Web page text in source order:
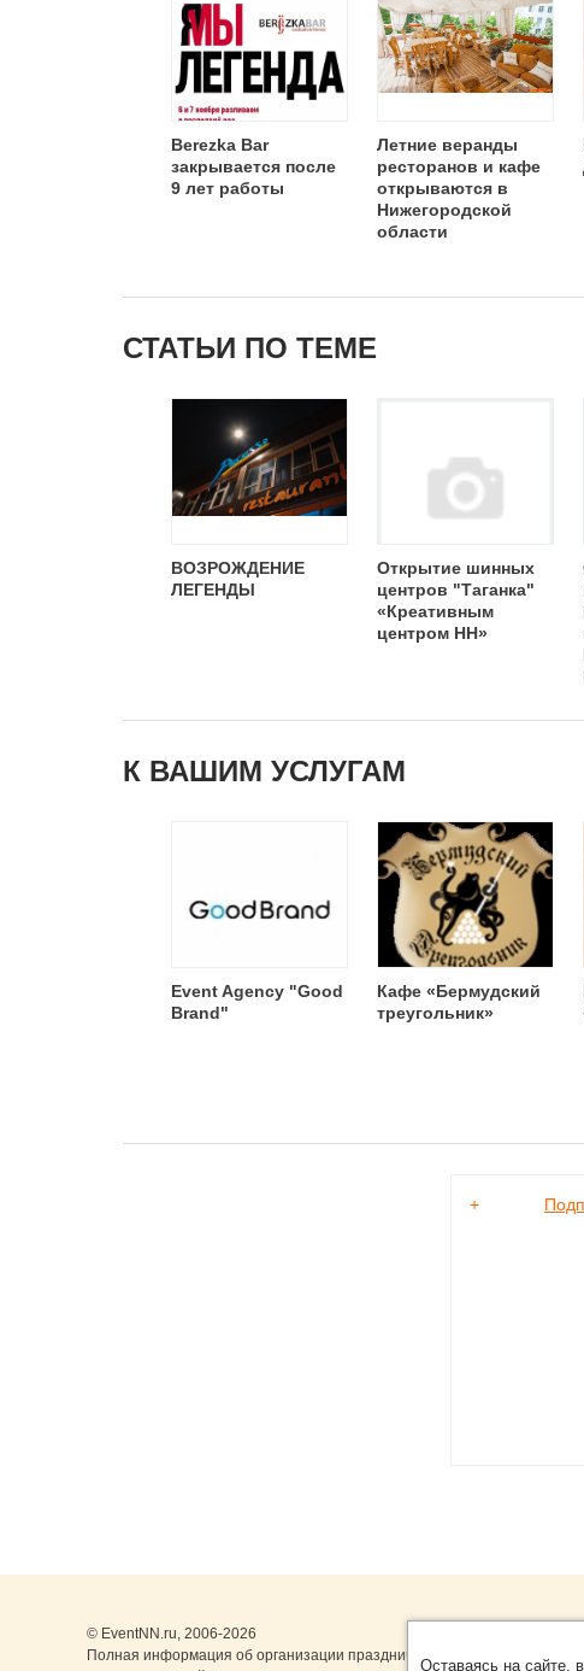
Berezka Bar
закрывается после
9 лет работы
Летние веранды
ресторанов и кафе
открываются в
Нижегородской
области
СТАТЬИ ПО ТЕМЕ
ВОЗРОЖДЕНИЕ
ЛЕГЕНДЫ
Открытие шинных
центров "Таганка"
«Креативным
центром НН»
К ВАШИМ УСЛУГАМ
Event Agency "Good
Brand"
Кафе «Бермудский
треугольник»
+
© EventNN.ru, 2006-2026
Полная информация об организации праздничных мероприятий в
Оставаясь на сайте,